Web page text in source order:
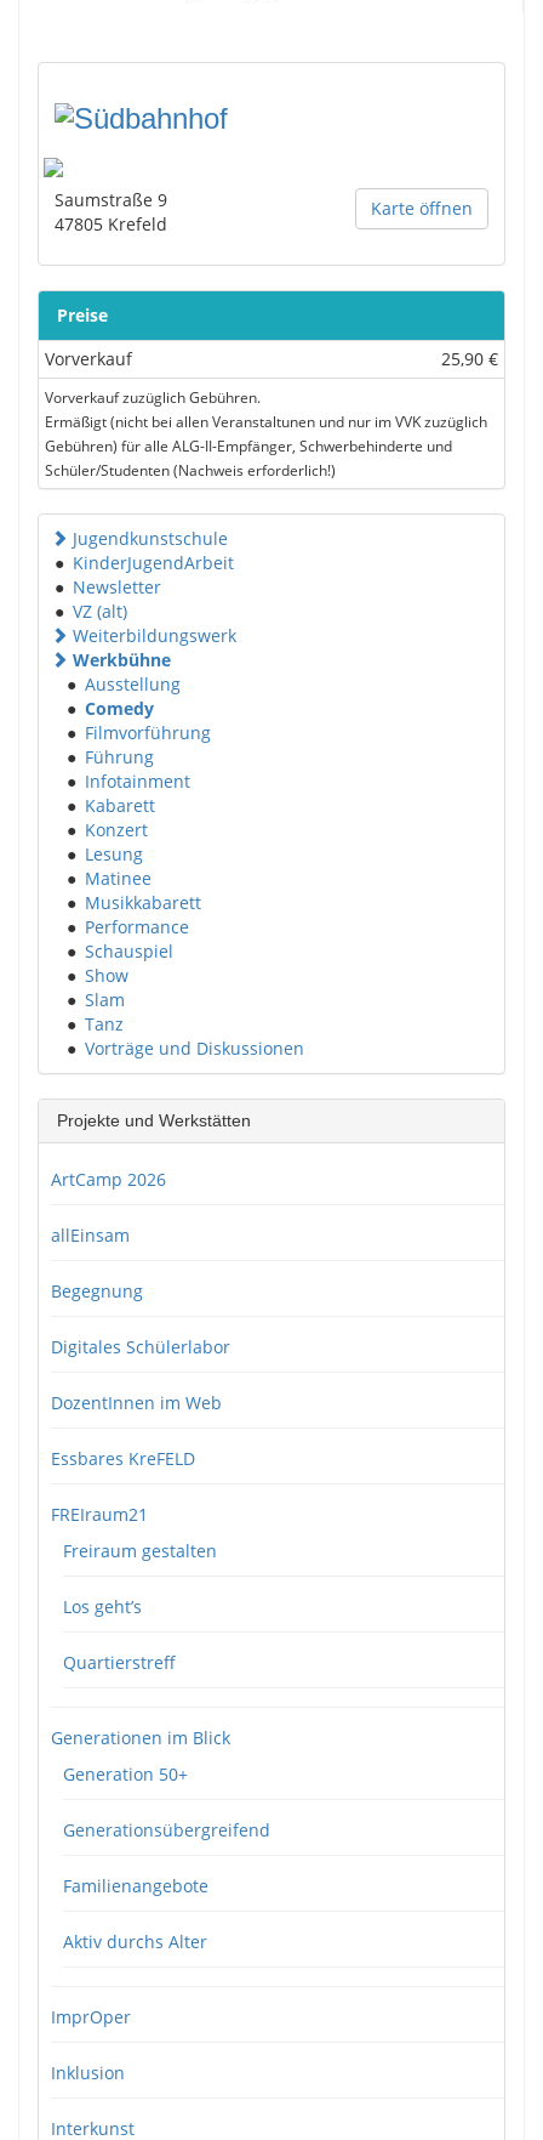
Karte öffnen
Saumstraße 9
47805 Krefeld
Preise
Vorverkauf
25,90 €
Vorverkauf zuzüglich Gebühren.
Ermäßigt (nicht bei allen Veranstaltunen und nur im VVK zuzüglich
Gebühren) für alle ALG-II-Empfänger, Schwerbehinderte und
Schüler/Studenten (Nachweis erforderlich!)
Jugendkunstschule
● KinderJugendArbeit
● Newsletter
● VZ (alt)
Weiterbildungswerk
Werkbühne
● Ausstellung
● Comedy
● Filmvorführung
● Führung
● Infotainment
● Kabarett
● Konzert
● Lesung
● Matinee
● Musikkabarett
● Performance
● Schauspiel
● Show
● Slam
● Tanz
● Vorträge und Diskussionen
Projekte und Werkstätten
ArtCamp 2026
allEinsam
Begegnung
Digitales Schülerlabor
DozentInnen im Web
Essbares KreFELD
FREIraum21
Freiraum gestalten
Los geht’s
Quartierstreff
Generationen im Blick
Generation 50+
Generationsübergreifend
Familienangebote
Aktiv durchs Alter
ImprOper
Inklusion
Interkunst